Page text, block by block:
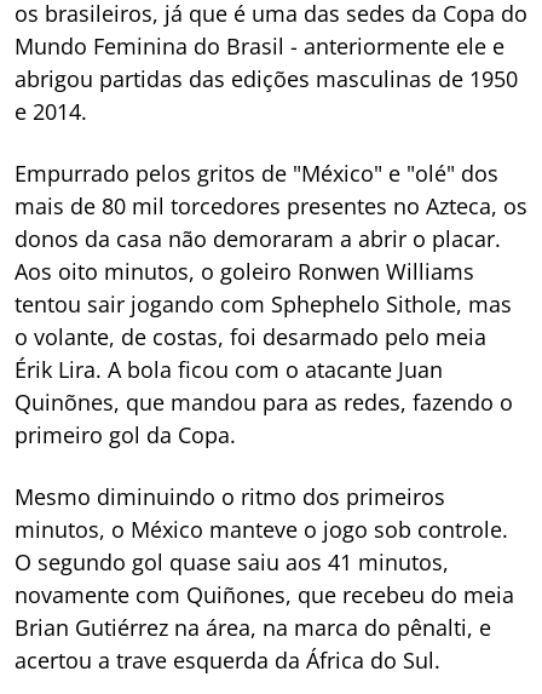
os brasileiros, já que é uma das sedes da Copa do
Mundo Feminina do Brasil - anteriormente ele e
abrigou partidas das edições masculinas de 1950
e 2014.
Empurrado pelos gritos de "México" e "olé" dos
mais de 80 mil torcedores presentes no Azteca, os
donos da casa não demoraram a abrir o placar.
Aos oito minutos, o goleiro Ronwen Williams
tentou sair jogando com Sphephelo Sithole, mas
o volante, de costas, foi desarmado pelo meia
Érik Lira. A bola ficou com o atacante Juan
Quinõnes, que mandou para as redes, fazendo o
primeiro gol da Copa.
Mesmo diminuindo o ritmo dos primeiros
minutos, o México manteve o jogo sob controle.
O segundo gol quase saiu aos 41 minutos,
novamente com Quiñones, que recebeu do meia
Brian Gutiérrez na área, na marca do pênalti, e
acertou a trave esquerda da África do Sul.